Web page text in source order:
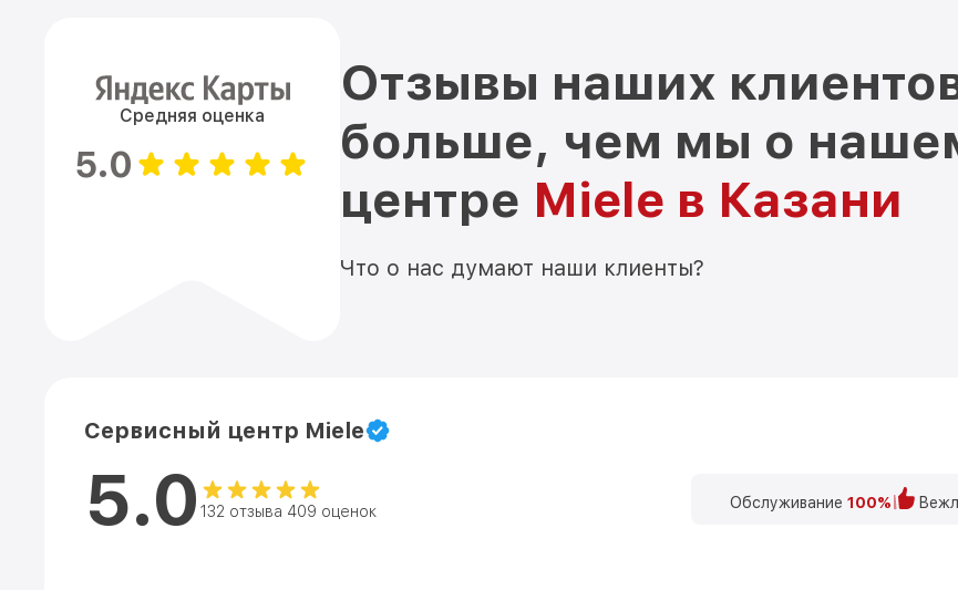
Средняя оценка
5.0
Отзывы наших
больше, чем мы о
центре Miele в Казани
Что о нас думают наши клиенты?
Сервисный центр Miele
5.0 132 отзыва 409 оценок Обслуживание 100%